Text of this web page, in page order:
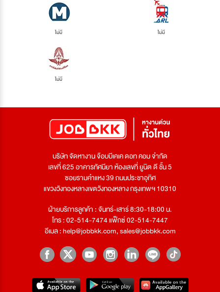
ไม่มี ไม่มี
ไม่มี
บริษัท จัดหางาน จ๊อบบีเคเค ดอท คอม จำกัด
เลขที่ 625 อาคารทัศนียา ห้องเลขที่ ยูนิต ดี ชั้น 5
ซอยรามคำแหง 39 ถนนประชาอุทิศ
แขวงวังทองหลางเขตวังทองหลาง กรุงเทพฯ 10310
ฝ่ายบริการลูกค้า : จันทร์-เสาร์ 8:30-18:00 น.
โทร : 02-514-7474 แฟ็กซ์ 02-514-7447
อีเมล :help@jobbkk.com,sales@jobbkk.com